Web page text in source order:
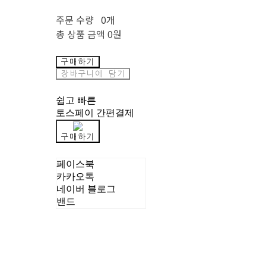
주문 수량 0개
총 상품 금액 0원
구매하기
장바구니에 담기
쉽고 빠른
토스페이 간편결제
구매하기
페이스북
카카오톡
네이버 블로그
밴드